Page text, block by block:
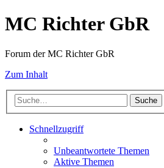
MC Richter GbR
Forum der MC Richter GbR
Zum Inhalt
Suche
Schnellzugriff
Unbeantwortete Themen
Aktive Themen